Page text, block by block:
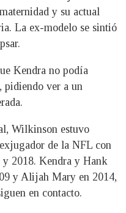
y su actual
La ex-modelo se sintió
Kendra no podía
pidiendo ver a un
Wilkinson estuvo
de la NFL con
y 2018. Kendra y Hank
y Alijah Mary en 2014,
en contacto.